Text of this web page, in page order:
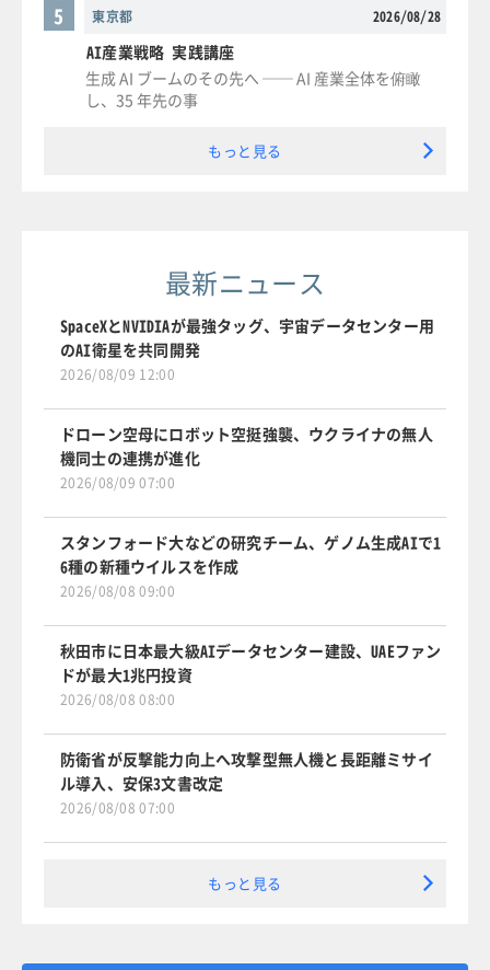
東京都 2026/08/28
5
AI産業戦略 実践講座
生成 AI ブームのその先へ ── AI 産業全体を俯瞰
し、35 年先の事
もっと見る
最新ニュース
SpaceXとNVIDIAが最強タッグ、宇宙データセンター用
のAI衛星を共同開発
2026/08/09 12:00
ドローン空母にロボット空挺強襲、ウクライナの無人
機同士の連携が進化
2026/08/09 07:00
スタンフォード大などの研究チーム、ゲノム生成AIで1
6種の新種ウイルスを作成
2026/08/08 09:00
秋田市に日本最大級AIデータセンター建設、UAEファン
ドが最大1兆円投資
2026/08/08 08:00
防衛省が反撃能力向上へ攻撃型無人機と長距離ミサイ
ル導入、安保3文書改定
2026/08/08 07:00
もっと見る